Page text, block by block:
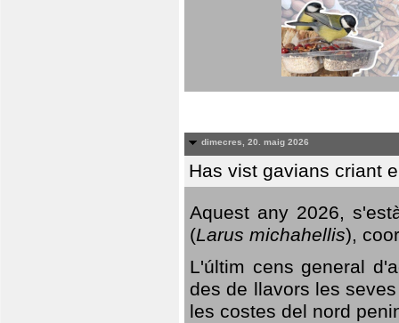
dimecres, 20. maig 2026
Has vist gavians criant
Aquest any 2026,
(Larus michahellis),
L'últim cens general
des de llavors les
les costes del nord